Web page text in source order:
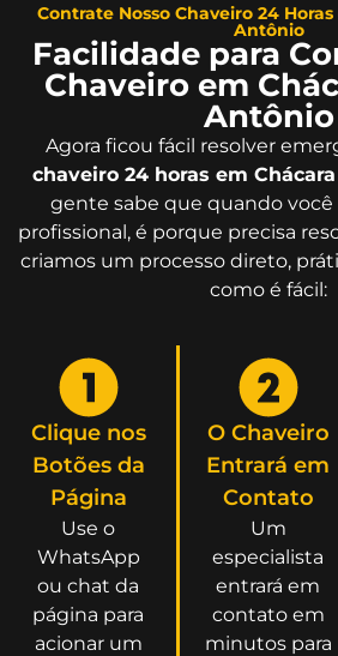
Contrate Nosso Chaveiro 24
Antônio
Facilidade para
Chaveiro em
Antônio
Agora ficou fácil resolver
chaveiro 24 horas em
gente sabe que quando
profissional, é porque precisa
criamos um processo direto,
como é fácil:
Clique nos
Botões da
Página
Use o
WhatsApp
ou chat da
página para
acionar um
O Chaveiro
Entrará em
Contato
Um
especialista
entrará em
contato em
minutos para